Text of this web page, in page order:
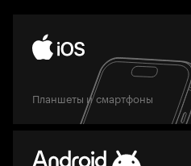
Планшеты и смартфоны